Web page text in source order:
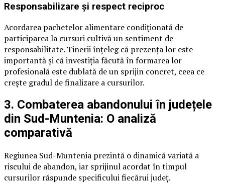
Responsabilizare și respect reciproc
Acordarea pachetelor alimentare condiționată de
participarea la cursuri cultivă un sentiment de
responsabilitate. Tinerii înțeleg că prezența lor este
importantă și că investiția făcută în formarea lor
profesională este dublată de un sprijin concret, ceea ce
crește gradul de finalizare a cursurilor.
3. Combaterea abandonului în județele
din Sud-Muntenia: O analiză
comparativă
Regiunea Sud-Muntenia prezintă o dinamică variată a
riscului de abandon, iar sprijinul acordat în timpul
cursurilor răspunde specificului fiecărui județ.